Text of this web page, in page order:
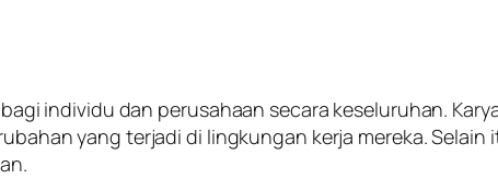
individu dan perusahaan secara keseluruhan.
yang terjadi di lingkungan kerja mereka. Selain